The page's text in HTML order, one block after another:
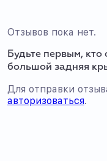
Отзывов пока нет.
Будьте первым, кто
большой задняя
Для отправки
авторизоваться.